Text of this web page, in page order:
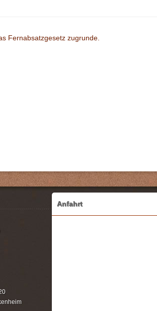
Fernabsatzgesetz zugrunde.
Anfahrt